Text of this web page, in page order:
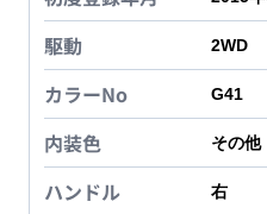
駆動 2WD
カラーNo G41
内装色 その他
ハンドル 右